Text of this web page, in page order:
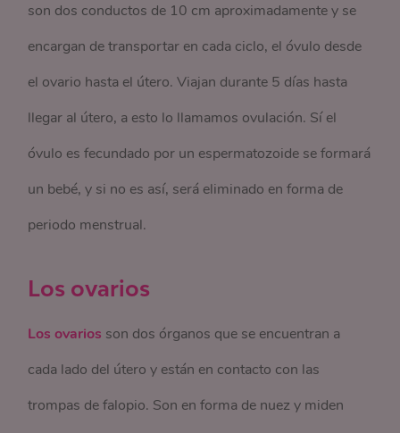
son dos conductos de 10 cm aproximadamente y se
encargan de transportar en cada ciclo, el óvulo desde
el ovario hasta el útero. Viajan durante 5 días hasta
llegar al útero, a esto lo llamamos ovulación. Sí el
óvulo es fecundado por un espermatozoide se formará
un bebé, y si no es así, será eliminado en forma de
periodo menstrual.
Los ovarios
Los ovarios son dos órganos que se encuentran a
cada lado del útero y están en contacto con las
trompas de falopio. Son en forma de nuez y miden